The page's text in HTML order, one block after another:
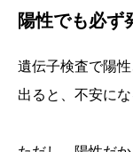
陽性でも必ず
遺伝子検査で陽
出ると、不安に